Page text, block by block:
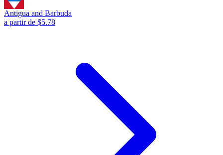
Antigua and Barbuda
a partir de $5.78